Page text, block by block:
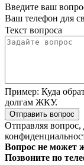
Введите ваш
Ваш телефон для
Текст вопроса
Пример: Куда
долгам ЖКУ.
Отправить вопрос
Отправляя вопрос,
Вопрос не может
Позвоните по